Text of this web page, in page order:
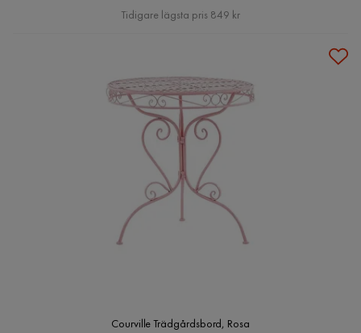
Pris
Tidigare lägsta pris 849 kr
Courville Trädgårdsbord, Rosa